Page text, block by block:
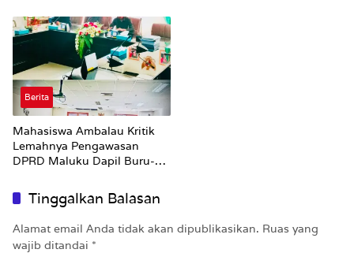
Berita
Mahasiswa Ambalau Kritik
Lemahnya Pengawasan
DPRD Maluku Dapil Buru-
Perubahan Status Jalan
Tinggalkan Balasan
Alamat email Anda tidak akan dipublikasikan. Ruas yang
wajib ditandai *